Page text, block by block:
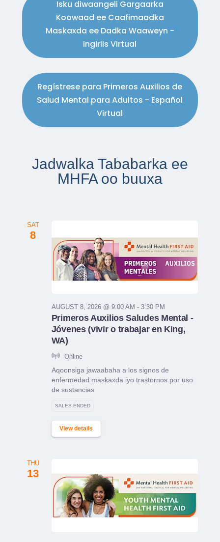
Isku diwaangeli Gargaarka
Koowaad ee Caafimaadka
Maskaxda ee Dadka Waaweyn -
Ingiriis Virtual
Regístrese para Primeros Auxilios de
Salud Mental para Adultos - Español
Virtual
Jadwalka Tababarka ee
MHFA oo buuxa
SAT
8
AUGUST 8, 2026 @ 9:00 AM - 3:30 PM
Primeros Auxilios Saludes Mental -
Jóvenes (vivir o trabajar en King,
WA)
Online
Aqoonsiga jawaabaha a los signos de
enfermedad maskaxda iyo trastornos por uso
de sustancias
SALES ENDED
View details
THU
13